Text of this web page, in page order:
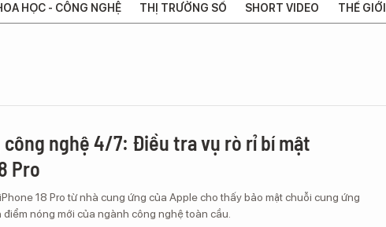
HỌC - CÔNG NGHỆ THỊ TRƯỜNG SỐ SHORT VIDEO THẾ GIỚI
công nghệ 4/7: Điều tra vụ rò rỉ bí mật
Pro
18 Pro từ nhà cung ứng của Apple cho thấy bảo mật chuỗi cung ứng
nóng mới của ngành công nghệ toàn cầu.